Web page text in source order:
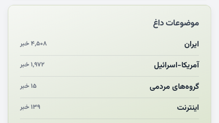
مکن ای صبح طلوع
چرایی «استقبال از آقای ایران»
انقلاب مردمی و مردم انقلابی
مرگ خاموش زیست‌محیطی در منطقه تربت‌جام
چو‌ن‌وچرا در «علی‌الاصول» یا انتظار برای تحقق شروط
موضوعات داغ
ایران ۴,۵۰۸ خبر
آمریکا-اسرائیل ۱,۹۷۲ خبر
گروه‌های مردمی ۱۵ خبر
اینترنت ۱۳۹ خبر